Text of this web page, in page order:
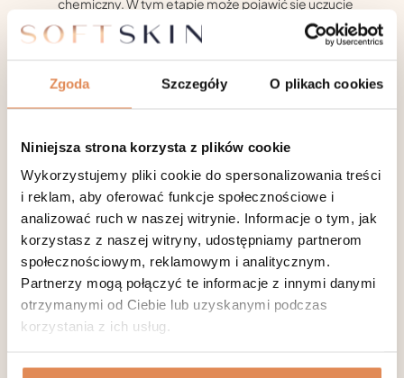
Zgoda Szczegóły O plikach cookies
Niniejsza strona korzysta z plików cookie
Wykorzystujemy pliki cookie do spersonalizowania treści
i reklam, aby oferować funkcje społecznościowe i
analizować ruch w naszej witrynie. Informacje o tym, jak
korzystasz z naszej witryny, udostępniamy partnerom
społecznościowym, reklamowym i analitycznym.
Partnerzy mogą połączyć te informacje z innymi danymi
otrzymanymi od Ciebie lub uzyskanymi podczas
korzystania z ich usług.
chemiczny. W tym etapie może pojawić się uczucie
szczypania lub pieczenia, które jest typowe dla procesu
neutralizacji.
łagodzące i nawilżające produkty, aby złagodzić
Instrukcje po zabiegu: Pacjent otrzymuje wyraźne
wskazówki dotyczące pielęgnacji skóry po zabiegu,
które mogą obejmować unikanie bezpośredniego
światła słonecznego, stosowanie kremów z filtrem
przeciwsłonecznym, ograniczenie stosowania makijażu
i unikanie intensywnych ćwiczeń na kilka dni.
Monitorowanie i wizyty kontrolne:W zależności od
reakcji skóry na zabieg, mogą być zaplanowane
dodatkowe wizyty kontrolne, aby monitorować
postępy i reakcje skóry. Możliwe jest również